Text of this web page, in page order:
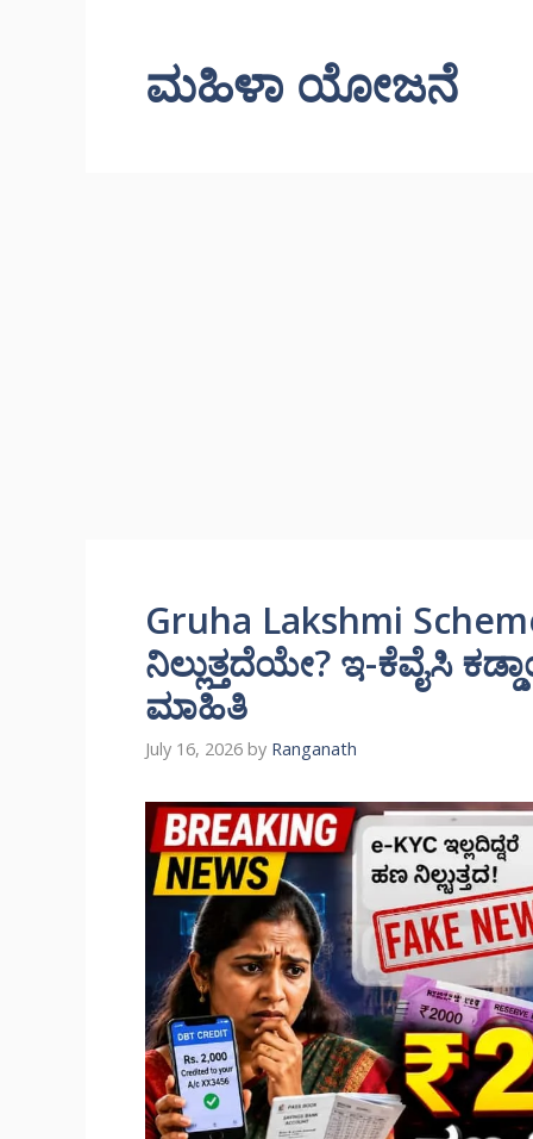
ಮಹಿಳಾ ಯೋಜನೆ
Gruha Lakshmi
ನಿಲ್ಲುತ್ತದೆಯೇ? ಇ-ಕೆವೈಸಿ
ಮಾಹಿತಿ
July 16, 2026 by Ranganath